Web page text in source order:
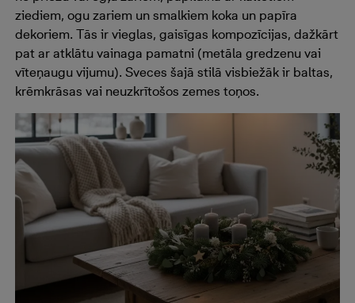
ziediem, ogu zariem un smalkiem koka un papīra
dekoriem. Tās ir vieglas, gaisīgas kompozīcijas, dažkārt
pat ar atklātu vainaga pamatni (metāla gredzenu vai
vīteņaugu vijumu). Sveces šajā stilā visbiežāk ir baltas,
krēmkrāsas vai neuzkrītošos zemes toņos.